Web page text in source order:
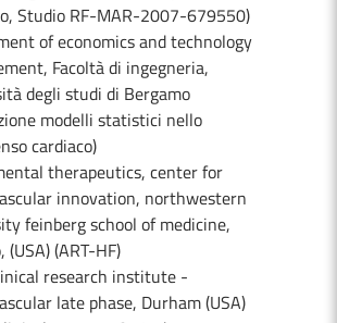
Studio RF-MAR-2007-679550)
of economics and technology
Facoltà di ingegneria,
degli studi di Bergamo
modelli statistici nello
cardiaco)
therapeutics, center for
innovation, northwestern
feinberg school of medicine,
(USA) (ART-HF)
research institute -
late phase, Durham (USA)